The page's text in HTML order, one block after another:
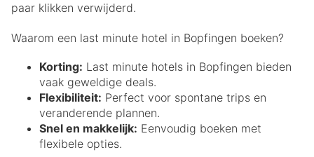
paar klikken verwijderd.
Waarom een last minute hotel in Bopfingen boeken?
Korting: Last minute hotels in Bopfingen bieden
vaak geweldige deals.
Flexibiliteit: Perfect voor spontane trips en
veranderende plannen.
Snel en makkelijk: Eenvoudig boeken met
flexibele opties.